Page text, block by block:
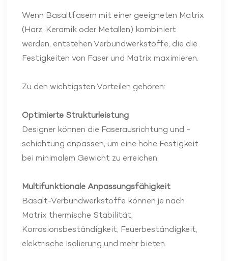
Wenn Basaltfasern mit einer geeigneten Matrix
(Harz, Keramik oder Metallen) kombiniert
werden, entstehen Verbundwerkstoffe, die die
Festigkeiten von Faser und Matrix maximieren.
Zu den wichtigsten Vorteilen gehören:
Optimierte Strukturleistung
Designer können die Faserausrichtung und -
schichtung anpassen, um eine hohe Festigkeit
bei minimalem Gewicht zu erreichen.
Multifunktionale Anpassungsfähigkeit
Basalt-Verbundwerkstoffe können je nach
Matrix thermische Stabilität,
Korrosionsbeständigkeit, Feuerbeständigkeit,
elektrische Isolierung und mehr bieten.